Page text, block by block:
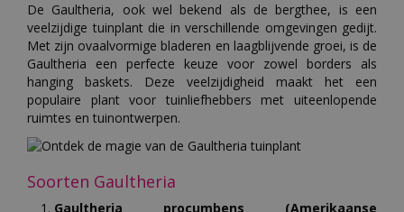
De Gaultheria, ook wel bekend als de bergthee, is een
veelzijdige tuinplant die in verschillende omgevingen gedijt.
Met zijn ovaalvormige bladeren en laagblijvende groei, is de
Gaultheria een perfecte keuze voor zowel borders als
hanging baskets. Deze veelzijdigheid maakt het een
populaire plant voor tuinliefhebbers met uiteenlopende
ruimtes en tuinontwerpen.
Soorten Gaultheria
Gaultheria procumbens (Amerikaanse